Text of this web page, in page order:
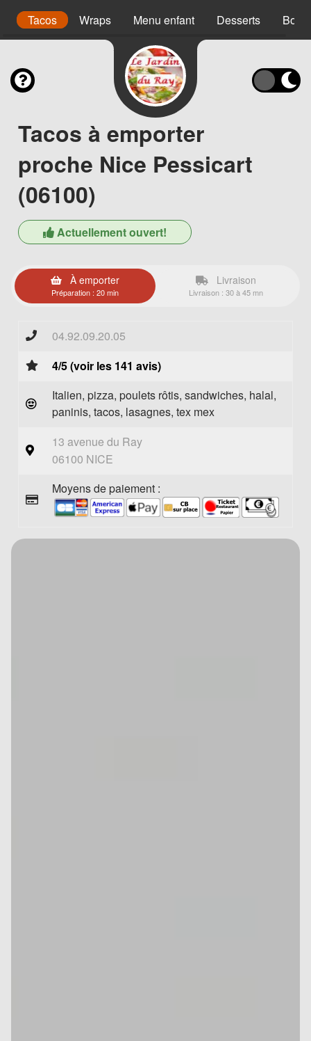
Tacos Wraps Menu enfant Desserts
Tacos à emporter
proche Nice Pessicart
(06100)
Actuellement ouvert!
À emporter
Préparation : 20 min
Livraison
Livraison : 30 à 45 mn
04.92.09.20.05
4/5 (voir les 141 avis)
Italien, pizza, poulets rôtis, sandwiches, halal,
paninis, tacos, lasagnes, tex mex
13 avenue du Ray
06100 NICE
Moyens de paiement :